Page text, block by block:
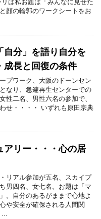
は私お題は「みんなに見せた
顔の輪郭のワークシートをお
自分」を語り自分を
成長と回復の条件
プワーク、大阪のドーンセン
なり、急遽再生センターでの
性二名、男性六名の参加で、
せ・・・・ いずれも原田宗典
アリー・・・心の居
リアル参加が五名、スカイプ
男四名、女七名。お題は「マ
。自分のあるがままで心地よ
や安全が確保される人間関
...